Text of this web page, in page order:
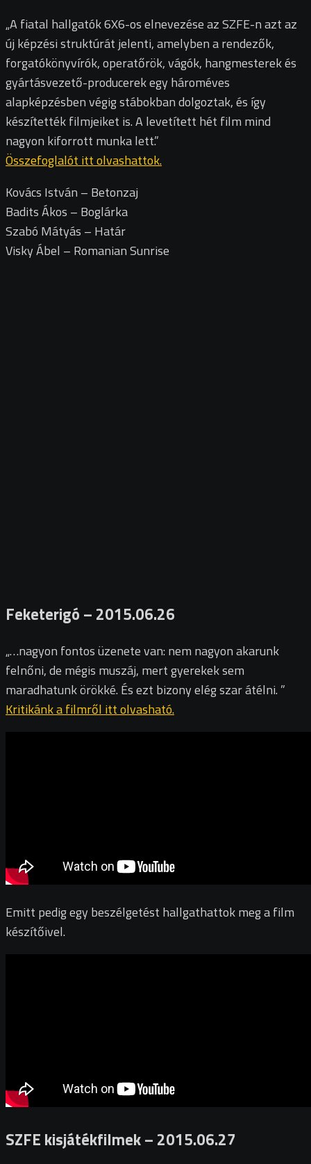
„A fiatal hallgatók 6X6-os elnevezése az SZFE-n azt az
új képzési struktúrát jelenti, amelyben a rendezők,
forgatókönyvírók, operatőrök, vágók, hangmesterek és
gyártásvezető-producerek egy hároméves
alapképzésben végig stábokban dolgoztak, és így
készítették filmjeiket is. A levetített hét film mind
nagyon kiforrott munka lett.”
Összefoglalót itt olvashattok.
Kovács István – Betonzaj
Badits Ákos – Boglárka
Szabó Mátyás – Határ
Visky Ábel – Romanian Sunrise
Feketerigó – 2015.06.26
„…nagyon fontos üzenete van: nem nagyon akarunk
felnőni, de mégis muszáj, mert gyerekek sem
maradhatunk örökké. És ezt bizony elég szar átélni. ”
Kritikánk a filmről itt olvasható.
Emitt pedig egy beszélgetést hallgathattok meg a film
készítőivel.
SZFE kisjátékfilmek – 2015.06.27